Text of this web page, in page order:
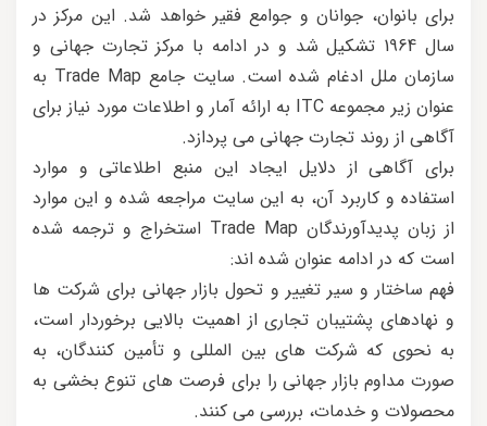
برای بانوان، جوانان و جوامع فقیر خواهد شد. این مرکز در
سال 1964 تشکیل شد و در ادامه با مرکز تجارت جهانی و
سازمان ملل ادغام شده است. سایت جامع Trade Map به
عنوان زیر مجموعه ITC به ارائه آمار و اطلاعات مورد نیاز برای
آگاهی از روند تجارت جهانی می پردازد.
برای آگاهی از دلایل ایجاد این منبع اطلاعاتی و موارد
استفاده و کاربرد آن، به این سایت مراجعه شده و این موارد
از زبان پدیدآورندگان Trade Map استخراج و ترجمه شده
است که در ادامه عنوان شده اند:
فهم ساختار و سیر تغییر و تحول بازار جهانی برای شرکت ها
و نهادهای پشتیبان تجاری از اهمیت بالایی برخوردار است،
به نحوی که شرکت های بین المللی و تأمین کنندگان، به
صورت مداوم بازار جهانی را برای فرصت های تنوع بخشی به
محصولات و خدمات، بررسی می کنند.